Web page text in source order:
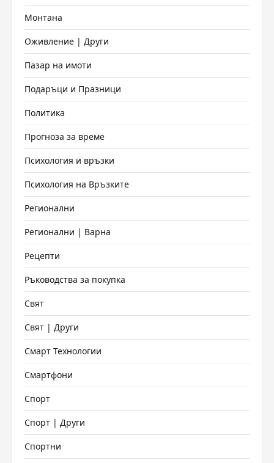
Монтана
Оживление | Други
Пазар на имоти
Подаръци и Празници
Политика
Прогноза за време
Психология и връзки
Психология на Връзките
Регионални
Регионални | Варна
Рецепти
Ръководства за покупка
Свят
Свят | Други
Смарт Технологии
Смартфони
Спорт
Спорт | Други
Спортни